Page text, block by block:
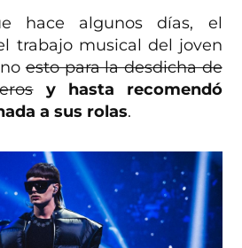
hace algunos días, el
trabajo musical del joven
esto para la desdicha de
y hasta recomendó
a sus rolas.